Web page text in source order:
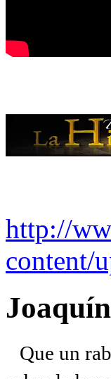
http://
content/
Que un